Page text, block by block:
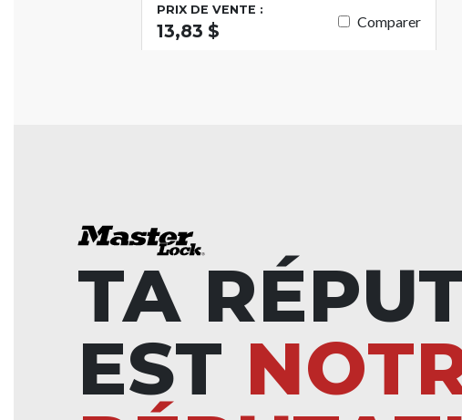
PRIX DE VENTE :
13,83 $ Comparer
TA
EST